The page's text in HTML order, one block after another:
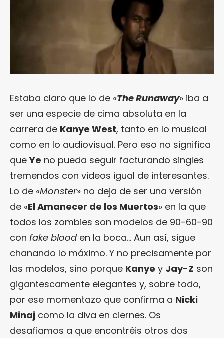
Estaba claro que lo de «The Runaway» iba a
ser una especie de cima absoluta en la
carrera de Kanye West, tanto en lo musical
como en lo audiovisual. Pero eso no significa
queYe no pueda seguir facturando singles
tremendos con videos igual de interesantes.
Lo de «Monster» no deja de ser una versión
de «El Amanecer de los Muertos» en la que
todos los zombies son modelos de 90-60-90
con fake blooden la boca… Aun así, sigue
chanando lo máximo. Y no precisamente por
las modelos, sino porque Kanye y Jay-Z son
gigantescamente elegantes y, sobre todo,
por ese momentazo que confirma a Nicki
Minaj como la diva en ciernes. Os
desafiamos a que encontréis otros dos